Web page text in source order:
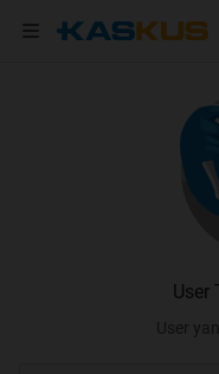
User
User